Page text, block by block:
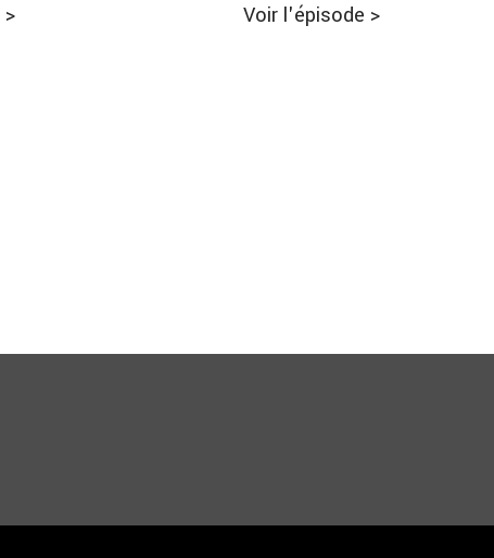
> Voir l'épisode >